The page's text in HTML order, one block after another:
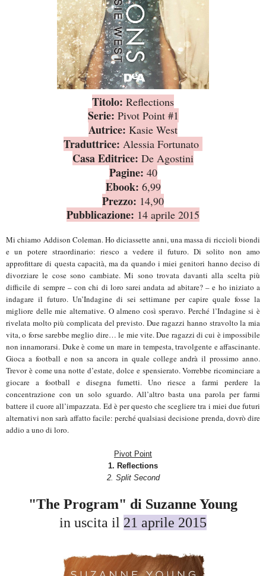
Titolo: Reflections
Serie: Pivot Point #1
Autrice: Kasie West
Traduttrice: Alessia Fortunato
Casa Editrice: De Agostini
Pagine: 40
Ebook: 6,99
Prezzo: 14,90
Pubblicazione: 14 aprile 2015
Mi chiamo Addison Coleman. Ho diciassette anni, una massa di riccioli biondi
e un potere straordinario: riesco a vedere il futuro. Di solito non amo
approfittare di questa capacità, ma da quando i miei genitori hanno deciso di
divorziare le cose sono cambiate. Mi sono trovata davanti alla scelta più
difficile di sempre – con chi di loro sarei andata ad abitare? – e ho iniziato a
indagare il futuro. Un’Indagine di sei settimane per capire quale fosse la
migliore delle mie alternative. O almeno così speravo. Perché l’Indagine si è
rivelata molto più complicata del previsto. Due ragazzi hanno stravolto la mia
vita, o forse sarebbe meglio dire… le mie vite. Due ragazzi di cui è impossibile
non innamorarsi. Duke è come un mare in tempesta, travolgente e affascinante.
Gioca a football e non sa ancora in quale college andrà il prossimo anno.
Trevor è come una notte d’estate, dolce e spensierato. Vorrebbe ricominciare a
giocare a football e disegna fumetti. Uno riesce a farmi perdere la
concentrazione con un solo sguardo. All’altro basta una parola per farmi
battere il cuore all’impazzata. Ed è per questo che scegliere tra i miei due futuri
alternativi non sarà affatto facile: perché qualsiasi decisione prenda, dovrò dire
addio a uno di loro.
Pivot Point
1. Reflections
2. Split Second
"The Program" di Suzanne Young
in uscita il 21 aprile 2015